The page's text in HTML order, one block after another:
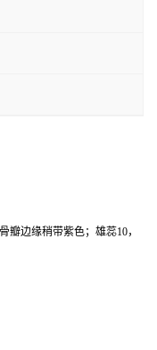
边缘稍带紫色；雄蕊10，